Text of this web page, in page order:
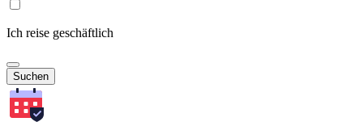
Ich reise geschäftlich
Suchen